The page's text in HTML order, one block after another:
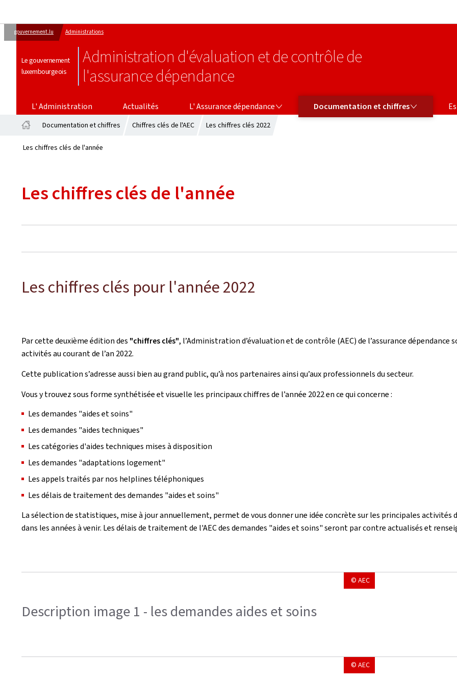
gouvernement.lu Administrations
Le gouvernement
luxembourgeois
Administration d'évaluation et de contrôle de
l'assurance dépendance
L' Administration Actualités L' Assurance dépendance Documentation et chiffres
Documentation et chiffres Chiffres clés de l'AEC Les chiffres clés 2022
Les chiffres clés de l'année
Les chiffres clés de l'année
Les chiffres clés pour l'année 2022
Par cette deuxième édition des "chiffres clés", l’Administration d’évaluation et de contrôle (AEC) de l’assurance
activités au courant de l’an 2022.
Cette publication s’adresse aussi bien au grand public, qu’à nos partenaires ainsi qu’aux professionnels du secteur.
Vous y trouvez sous forme synthétisée et visuelle les principaux chiffres de l’année 2022 en ce qui concerne :
Les demandes "aides et soins"
Les demandes "aides techniques"
Les catégories d'aides techniques mises à disposition
Les demandes "adaptations logement"
Les appels traités par nos helplines téléphoniques
Les délais de traitement des demandes "aides et soins"
La sélection de statistiques, mise à jour annuellement, permet de vous donner une idée concrète sur les principales activités
dans les années à venir. Les délais de traitement de l'AEC des demandes "aides et soins" seront par contre actualisés et
© AEC
Description image 1 - les demandes aides et soins
© AEC